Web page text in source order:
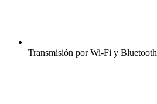
Transmisión por Wi-Fi y Bluetooth